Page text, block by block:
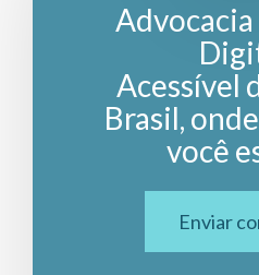
Acessível
Brasil,
você
Enviar